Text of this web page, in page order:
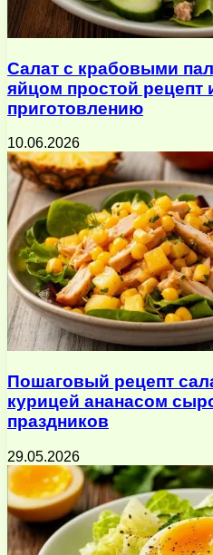
Салат с крабовыми
яйцом простой рецепт
приготовлению
10.06.2026
Пошаговый рецепт
курицей ананасом
праздников
29.05.2026